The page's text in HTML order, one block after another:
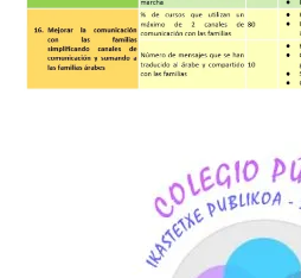
SIDEBAR